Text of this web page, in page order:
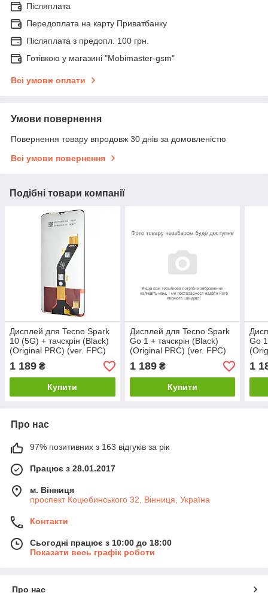
Післяплата
Передоплата на карту Приватбанку
Післяплата з предопл. 100 грн.
Готівкою у магазині "Mobimaster-gsm"
Всі умови оплати
Умови повернення
Повернення товару впродовж 30 днів за домовленістю
Всі умови повернення
Подібні товари компанії
Дисплей для Tecno Spark
10 (5G) + тачскрін (Black)
(Original PRC) (ver. FPC)
1 189 ₴
Купити
Дисплей для Tecno Spark
Go 1 + тачскрін (Black)
(Original PRC) (ver. FPC)
1 189₴
Купити
Go
1
Про нас
97% позитивних з 163 відгуків за рік
Працює з 28.01.2017
м. Вінниця
проспект Коцюбинського 32, Вінниця, Україна
Контакти
Сьогодні працює з 10:00 до 18:00
Показати весь графік роботи
Про нас